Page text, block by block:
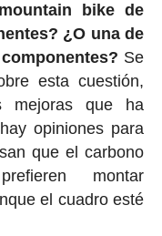
bike de
¿O una de
Se
esta cuestión,
mejoras que ha
opiniones para
que el carbono
montar
el cuadro esté